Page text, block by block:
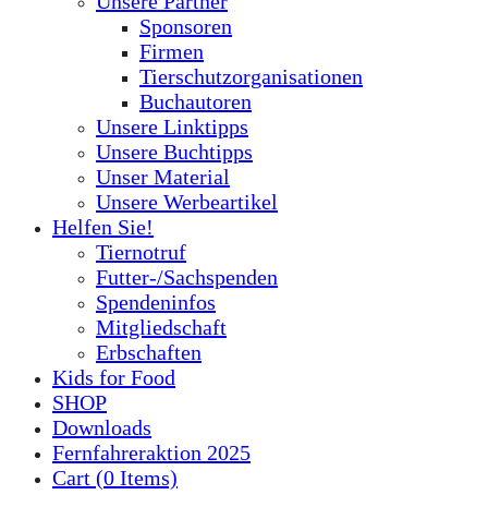
Sponsoren
Firmen
Tierschutzorganisationen
Buchautoren
Unsere Linktipps
Unsere Buchtipps
Unser Material
Unsere Werbeartikel
Helfen Sie!
Tiernotruf
Futter-/Sachspenden
Spendeninfos
Mitgliedschaft
Erbschaften
Kids for Food
SHOP
Downloads
Fernfahreraktion 2025
Cart (0 Items)